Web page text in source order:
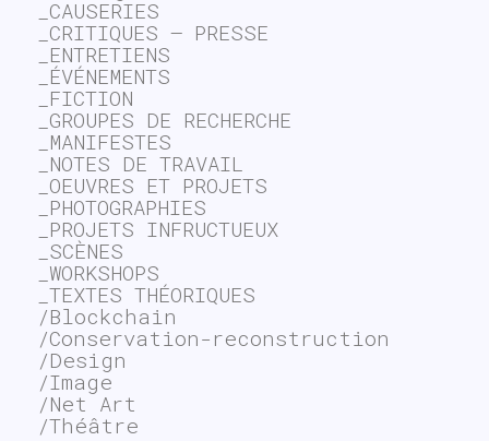
_CAUSERIES
_CRITIQUES – PRESSE
_ENTRETIENS
_ÉVÉNEMENTS
_FICTION
_GROUPES DE RECHERCHE
_MANIFESTES
_NOTES DE TRAVAIL
_OEUVRES ET PROJETS
_PHOTOGRAPHIES
_PROJETS INFRUCTUEUX
_SCÈNES
_WORKSHOPS
_TEXTES THÉORIQUES
/Blockchain
/Conservation-reconstruction
/Design
/Image
/Net Art
/Théâtre